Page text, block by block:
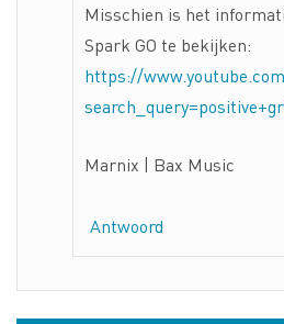
Misschien is het
Spark GO te bekijken:
https://
Marnix | Bax Music
Antwoord